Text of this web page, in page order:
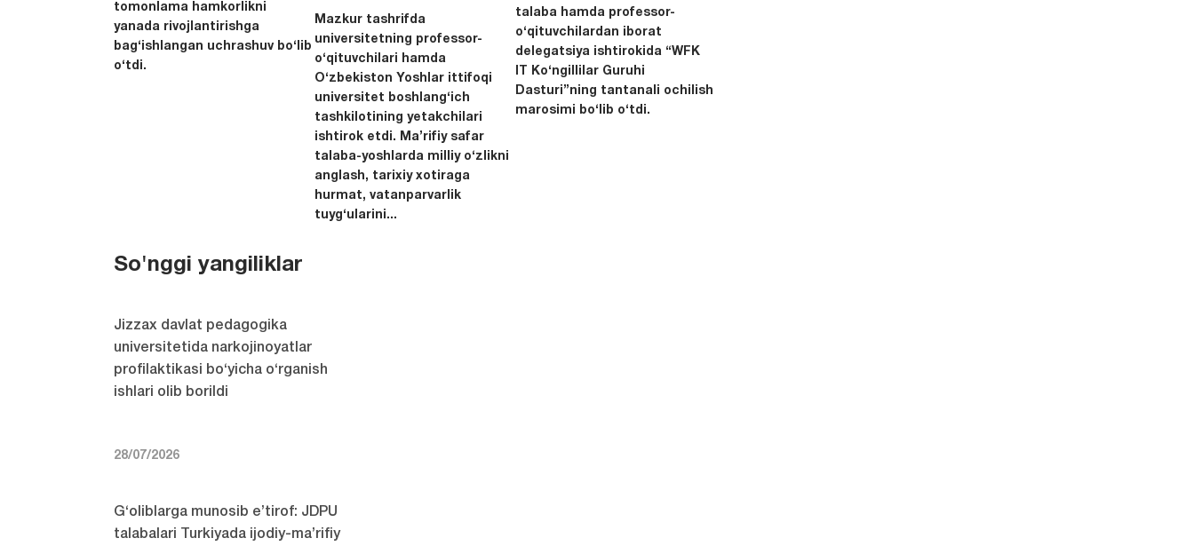
tomonlama hamkorlikni
yanada rivojlantirishga
bag‘ishlangan uchrashuv bo‘lib
o‘tdi.
Mazkur tashrifda
universitetning professor-
o‘qituvchilari hamda
O‘zbekiston Yoshlar ittifoqi
universitet boshlang‘ich
tashkilotining yetakchilari
ishtirok etdi. Ma’rifiy safar
talaba-yoshlarda milliy o‘zlikni
anglash, tarixiy xotiraga
hurmat, vatanparvarlik
tuyg‘ularini...
talaba hamda professor-
o‘qituvchilardan iborat
delegatsiya ishtirokida “WFK
IT Ko‘ngillilar Guruhi
Dasturi”ning tantanali ochilish
marosimi bo‘lib o‘tdi.
So'nggi yangiliklar
Jizzax davlat pedagogika
universitetida narkojinoyatlar
profilaktikasi bo‘yicha o‘rganish
ishlari olib borildi
28/07/2026
G‘oliblarga munosib e’tirof: JDPU
talabalari Turkiyada ijodiy-ma’rifiy